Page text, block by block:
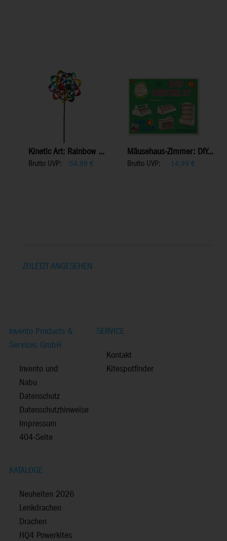
Kinetic Art: Rainbow ...
Brutto UVP: 84,99 €
Mäusehaus-Zimmer: DIY...
Brutto UVP: 14,99 €
ZULETZT ANGESEHEN
Invento Products &
Services GmbH
Invento und
Nabu
Datenschutz
Datenschutzhinweise
Impressum
404-Seite
SERVICE
Kontakt
Kitespotfinder
KATALOGE
Neuheiten 2026
Lenkdrachen
Drachen
HQ4 Powerkites